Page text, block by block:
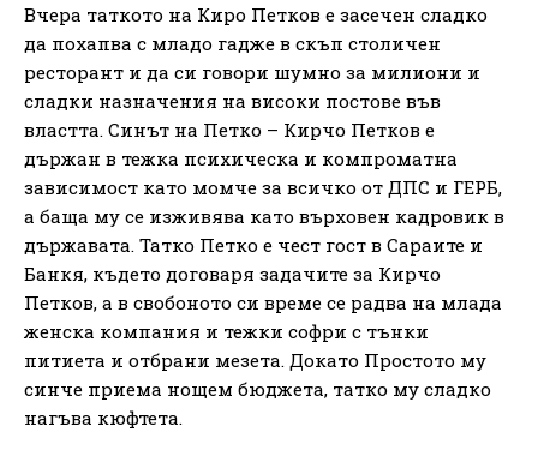
Вчера таткото на Киро Петков е засечен сладко
да похапва с младо гадже в скъп столичен
ресторант и да си говори шумно за милиони и
сладки назначения на високи постове във
властта. Синът на Петко – Кирчо Петков е
държан в тежка психическа и компроматна
зависимост като момче за всичко от ДПС и ГЕРБ,
а баща му се изживява като върховен кадровик в
държавата. Татко Петко е чест гост в Сараите и
Банкя, където договаря задачите за Кирчо
Петков, а в свобоното си време се радва на млада
женска компания и тежки софри с тънки
питиета и отбрани мезета. Докато Простото му
синче приема нощем бюджета, татко му сладко
нагъва кюфтета.